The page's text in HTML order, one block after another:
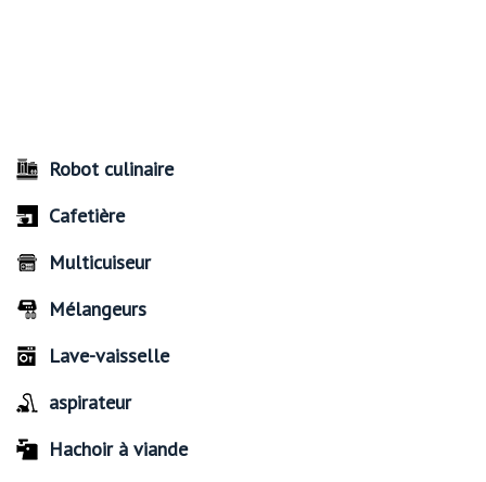
Robot culinaire
Cafetière
Multicuiseur
Mélangeurs
Lave-vaisselle
aspirateur
Hachoir à viande